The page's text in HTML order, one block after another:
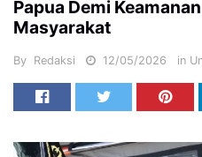
Papua Demi
Masyarakat
By Redaksi 12/05/2026 in